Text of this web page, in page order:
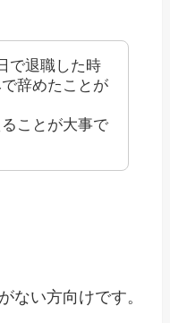
で退職した時
辞めたことが
ことが大事で
ない方向けです。